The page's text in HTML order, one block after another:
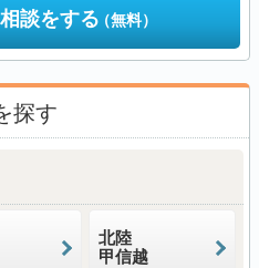
談をする（無料）
探す
北陸
甲信越